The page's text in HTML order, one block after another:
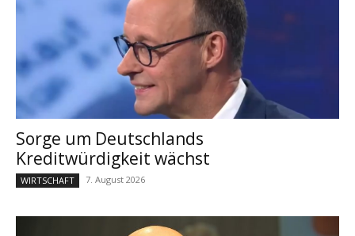
Sorge um Deutschlands
Kreditwürdigkeit wächst
WIRTSCHAFT 7. August 2026